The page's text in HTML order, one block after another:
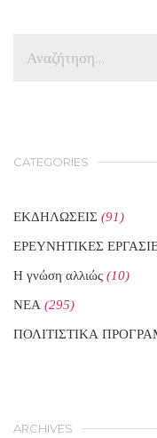
CATEGORIES
ΕΚΔΗΛΩΣΕΙΣ (91)
ΕΡΕΥΝΗΤΙΚΕΣ
Η γνώση αλλιώς (10)
ΝΕΑ (295)
ΠΟΛΙΤΙΣΤΙΚΑ
ARCHIVES